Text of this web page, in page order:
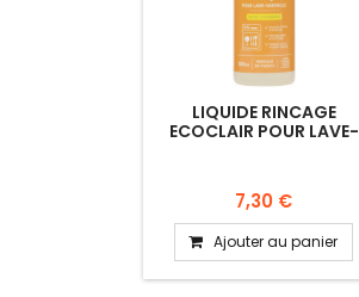
LIQUIDE RINCAGE
ECOCLAIR POUR LAVE-
7,30 €
Ajouter au panier